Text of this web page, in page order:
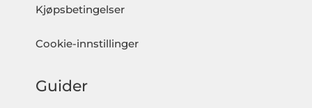
Kjøpsbetingelser
Cookie-innstillinger
Guider